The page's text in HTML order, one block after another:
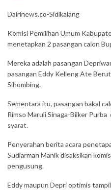
Dairinews.co-Sidikalang
Komisi Pemilihan Umum
menetapkan 2 pasangan calon
Mereka adalah pasangan
pasangan Eddy Kelleng Ate
Sihombing.
Sementara itu, pasangan bakal
Rimso Maruli Sinaga-Bilker
syarat.
Penyerahan berita acara
Sudiarman Manik disaksikan
pengusung.
Eddy maupun Depri optimis